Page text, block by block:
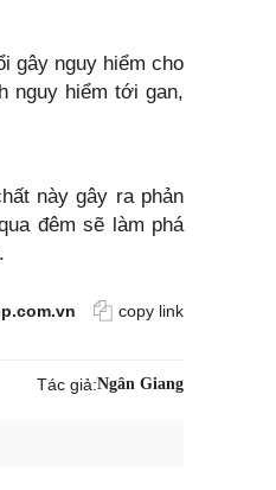
gây nguy hiểm cho
nguy hiểm tới gan,
này gây ra phản
đêm sẽ làm phá
copy link
Tác giả:Ngân Giang